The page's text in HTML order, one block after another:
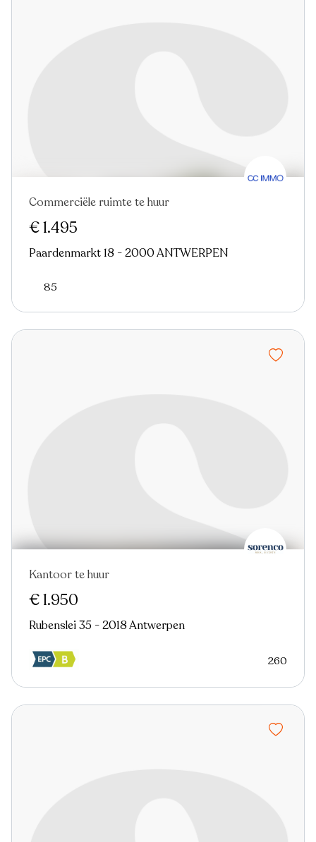
Nieuw
Commerciële ruimte te huur
€ 1.495
Paardenmarkt 18 - 2000 ANTWERPEN
85
Nieuw
Kantoor te huur
€ 1.950
Rubenslei 35 - 2018 Antwerpen
260